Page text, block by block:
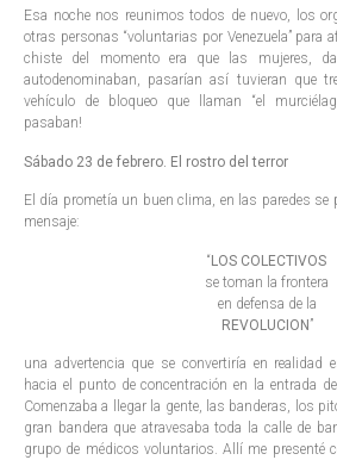
Esa noche nos reunimos todos de nuevo, los
otras personas “voluntarias por Venezuela” para
chiste del momento era que las mujeres,
autodenominaban, pasarían así tuvieran que
vehículo de bloqueo que llaman “el
pasaban!
Sábado 23 de febrero. El rostro del terror
El día prometía un buen clima, en las paredes se
mensaje:
“LOS COLECTIVOS
se toman la frontera
en defensa de la
REVOLUCION”
una advertencia que se convertiría en
hacia el punto de concentración en la entrada
Comenzaba a llegar la gente, las banderas, los
gran bandera que atravesaba toda la calle de
grupo de médicos voluntarios. Allí me presenté